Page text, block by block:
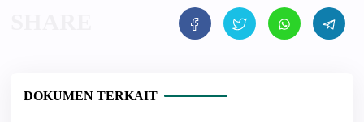
DOKUMEN TERKAIT